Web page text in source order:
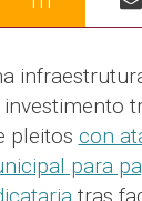
pleitos con
para
tras